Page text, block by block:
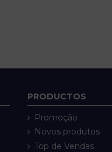
PRODUCTOS
Promoção
Novos produtos
Top de Vendas